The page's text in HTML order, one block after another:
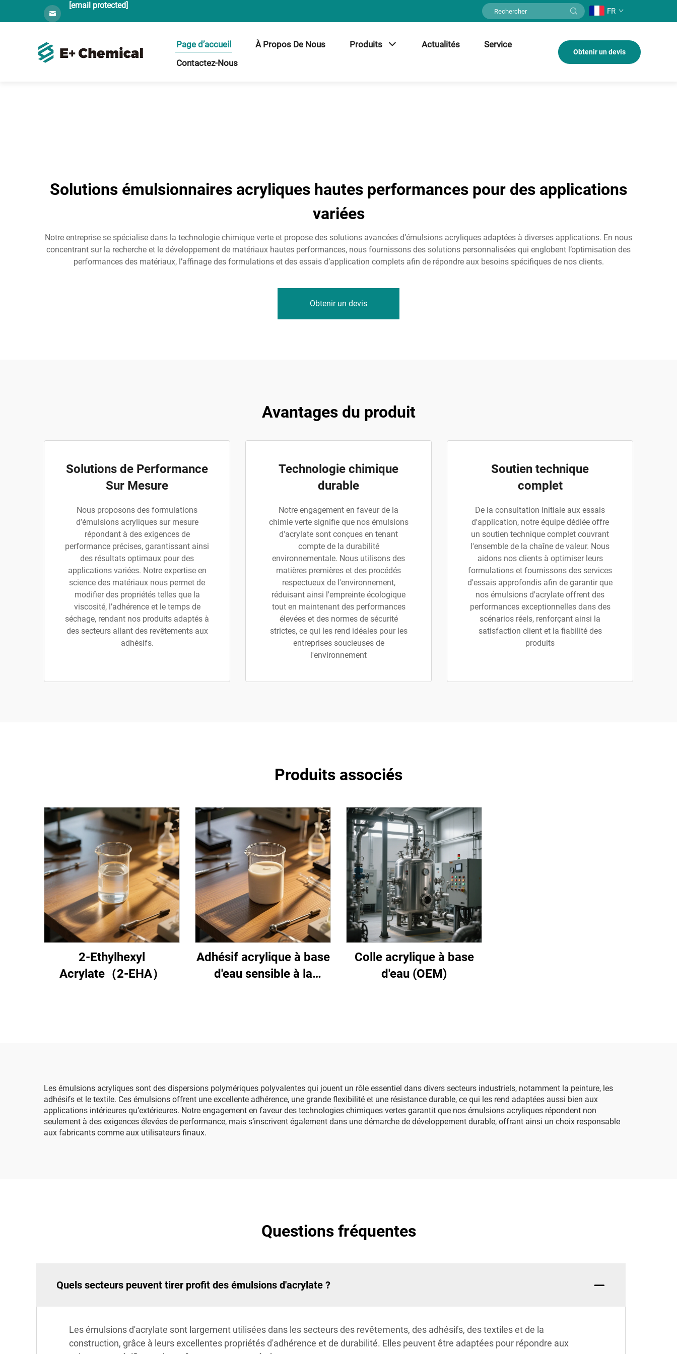
[email protected]
FR
Page d’accueil À Propos De Nous Produits Actualités
Service
Contactez-Nous
Obtenir un devis
Solutions émulsionnaires acryliques hautes performances pour des applications
variées
Notre entreprise se spécialise dans la technologie chimique verte et propose des solutions avancées d’émulsions acryliques adaptées à diverses applications. En nous
concentrant sur la recherche et le développement de matériaux hautes performances, nous fournissons des solutions personnalisées qui englobent l’optimisation des
performances des matériaux, l’affinage des formulations et des essais d’application complets afin de répondre aux besoins spécifiques de nos clients.
Obtenir un devis
Avantages du produit
Solutions de Performance
Sur Mesure
Nous proposons des formulations
d’émulsions acryliques sur mesure
répondant à des exigences de
performance précises, garantissant ainsi
des résultats optimaux pour des
applications variées. Notre expertise en
science des matériaux nous permet de
modifier des propriétés telles que la
viscosité, l’adhérence et le temps de
séchage, rendant nos produits adaptés à
des secteurs allant des revêtements aux
adhésifs.
Technologie chimique
durable
Notre engagement en faveur de la
chimie verte signifie que nos émulsions
d'acrylate sont conçues en tenant
compte de la durabilité
environnementale. Nous utilisons des
matières premières et des procédés
respectueux de l'environnement,
réduisant ainsi l'empreinte écologique
tout en maintenant des performances
élevées et des normes de sécurité
strictes, ce qui les rend idéales pour les
entreprises soucieuses de
l'environnement
Soutien technique
complet
De la consultation initiale aux essais
d'application, notre équipe dédiée offre
un soutien technique complet couvrant
l'ensemble de la chaîne de valeur. Nous
aidons nos clients à optimiser leurs
formulations et fournissons des services
d'essais approfondis afin de garantir que
nos émulsions d'acrylate offrent des
performances exceptionnelles dans des
scénarios réels, renforçant ainsi la
satisfaction client et la fiabilité des
produits
Produits associés
2-Ethylhexyl
Acrylate（2-EHA）
Adhésif acrylique à base
d'eau sensible à la
Colle acrylique à base
d'eau (OEM)
Les émulsions acryliques sont des dispersions polymériques polyvalentes qui jouent un rôle essentiel dans divers secteurs industriels, notamment la peinture, les
adhésifs et le textile. Ces émulsions offrent une excellente adhérence, une grande flexibilité et une résistance durable, ce qui les rend adaptées aussi bien aux
applications intérieures qu’extérieures. Notre engagement en faveur des technologies chimiques vertes garantit que nos émulsions acryliques répondent non
seulement à des exigences élevées de performance, mais s’inscrivent également dans une démarche de développement durable, offrant ainsi un choix responsable
aux fabricants comme aux utilisateurs finaux.
Questions fréquentes
Quels secteurs peuvent tirer profit des émulsions d'acrylate ?
Les émulsions d'acrylate sont largement utilisées dans les secteurs des revêtements, des adhésifs, des textiles et de la
construction, grâce à leurs excellentes propriétés d'adhérence et de durabilité. Elles peuvent être adaptées pour répondre aux